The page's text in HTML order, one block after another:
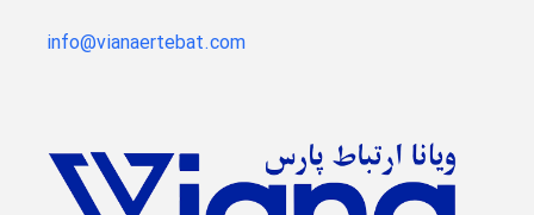
info@vianaertebat.com